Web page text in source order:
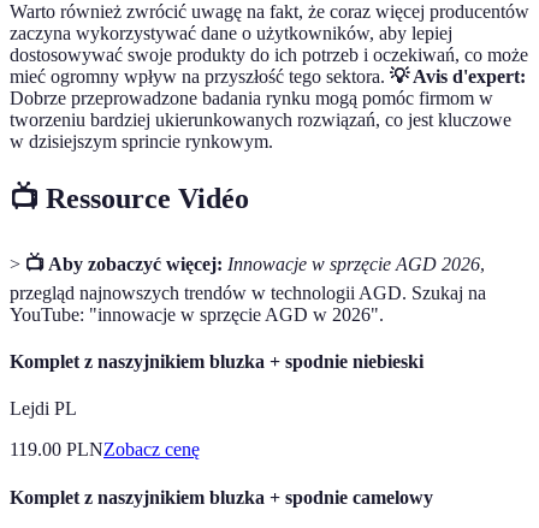
Warto również zwrócić uwagę na fakt, że coraz więcej producentów
zaczyna wykorzystywać dane o użytkowników, aby lepiej
dostosowywać swoje produkty do ich potrzeb i oczekiwań, co może
mieć ogromny wpływ na przyszłość tego sektora. 💡 Avis d'expert:
Dobrze przeprowadzone badania rynku mogą pomóc firmom w
tworzeniu bardziej ukierunkowanych rozwiązań, co jest kluczowe
w dzisiejszym sprincie rynkowym.
📺 Ressource Vidéo
> 📺 Aby zobaczyć więcej: Innowacje w sprzęcie AGD 2026,
przegląd najnowszych trendów w technologii AGD. Szukaj na
YouTube: "innowacje w sprzęcie AGD w 2026".
Komplet z naszyjnikiem bluzka + spodnie niebieski
Lejdi PL
119.00 PLNZobacz cenę
Komplet z naszyjnikiem bluzka + spodnie camelowy